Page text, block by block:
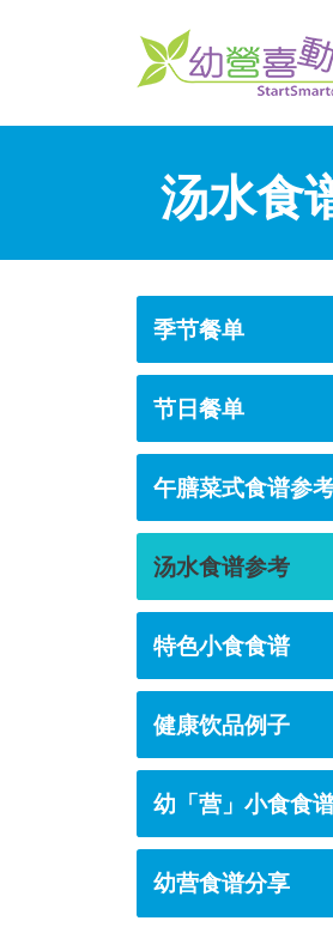
汤水食
季节餐单
节日餐单
午膳菜式食谱参
汤水食谱参考
特色小食食谱
健康饮品例子
幼「营」小食食
幼营食谱分享